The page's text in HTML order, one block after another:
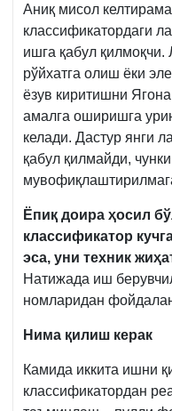
Аниқ мисол
классификатордаги
ишга қабул
рўйхатга олиш ёки
ёзув киритишни
амалга оширишга
келади. Дастур янги
қабул қилмайди,
Ёпиқ доира ҳосил
классификатор
эса, уни техник
Натижада иш
номларидан
Нима қилиш керак
Камида иккита ишни
классификатордан